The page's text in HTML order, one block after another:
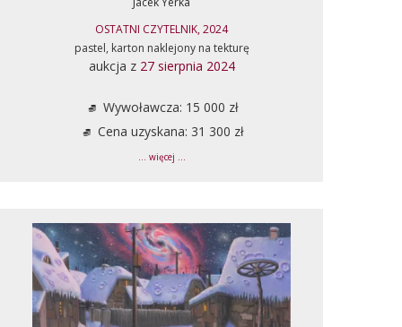
OSTATNI CZYTELNIK, 2024
pastel, karton naklejony na tekturę
aukcja z 27 sierpnia 2024
Wywoławcza: 15 000 zł
Cena uzyskana: 31 300 zł
... więcej ...